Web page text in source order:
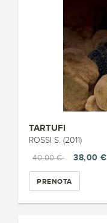
TARTUFI
ROSSI S. (2011)
40,00 €
38,00 €
PRENOTA